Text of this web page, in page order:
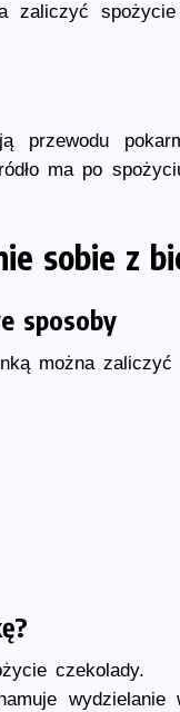
zaliczyć
przewodu
ma po
sobie z
sposoby
można zaliczyć
czekolady.
wydzielanie